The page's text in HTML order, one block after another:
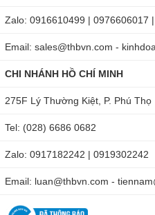
Zalo: 0916610499 | 0976606017
Email: sales@thbvn.com -
CHI NHÁNH HỒ CHÍ MINH
275F Lý Thường Kiệt, P. Phú Thọ
Tel: (028) 6686 0682
Zalo: 0917182242 | 0919302242
Email: luan@thbvn.com -